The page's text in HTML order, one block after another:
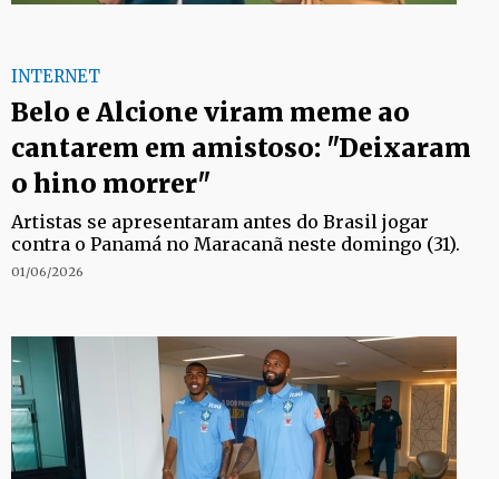
INTERNET
Belo e Alcione viram meme ao
cantarem em amistoso: "Deixaram
o hino morrer"
Artistas se apresentaram antes do Brasil jogar
contra o Panamá no Maracanã neste domingo (31).
01/06/2026